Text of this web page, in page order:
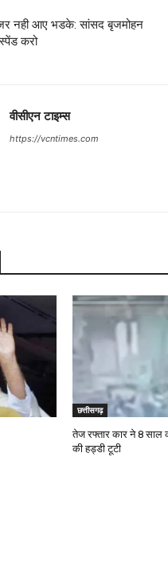
नही आए भडके: सांसद बृजमोहन
करो
वीसीएन टाइम्स
https://vcntimes.com
छत्तीसगढ़
तेज रफ्तार कार ने 8 साल
की हड्डी टूटी